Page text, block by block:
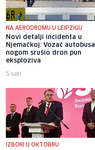
NA AERODROMU U LEIPZIGU
Novi detalji incidenta u
Njemačkoj: Vozač autobusa
nogom srušio dron pun
eksploziva
5 sati
IZBORI U OKTOBRU